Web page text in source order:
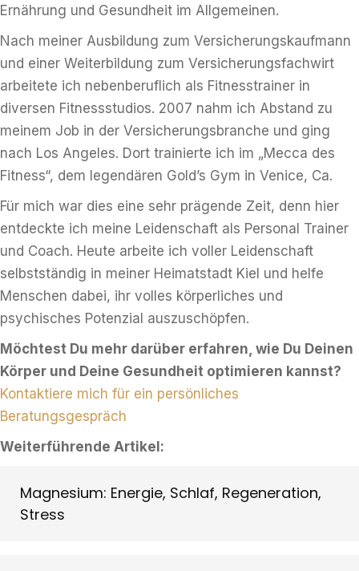
Ernährung und Gesundheit im Allgemeinen.
Nach meiner Ausbildung zum Versicherungskaufmann
und einer Weiterbildung zum Versicherungsfachwirt
arbeitete ich nebenberuflich als Fitnesstrainer in
diversen Fitnessstudios. 2007 nahm ich Abstand zu
meinem Job in der Versicherungsbranche und ging
nach Los Angeles. Dort trainierte ich im „Mecca des
Fitness“, dem legendären Gold’s Gym in Venice, Ca.
Für mich war dies eine sehr prägende Zeit, denn hier
entdeckte ich meine Leidenschaft als Personal Trainer
und Coach. Heute arbeite ich voller Leidenschaft
selbstständig in meiner Heimatstadt Kiel und helfe
Menschen dabei, ihr volles körperliches und
psychisches Potenzial auszuschöpfen.
Möchtest Du mehr darüber erfahren, wie Du Deinen
Körper und Deine Gesundheit optimieren kannst?
Kontaktiere mich für ein persönliches
Beratungsgespräch
Weiterführende Artikel:
Magnesium: Energie, Schlaf, Regeneration,
Stress